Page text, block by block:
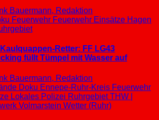
Bauermann, Redaktion
Feuerwehr Feuerwehr Einsätze Hagen
Retter: FF LG43
füllt Tümpel mit Wasser auf
Bauermann, Redaktion
Doku Ennepe-Ruhr-Kreis Feuerwehr
Lokales Polizei RuhrgebietTHW |
Volmarstein Wetter (Ruhr)